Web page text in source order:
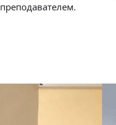
преподавателем.